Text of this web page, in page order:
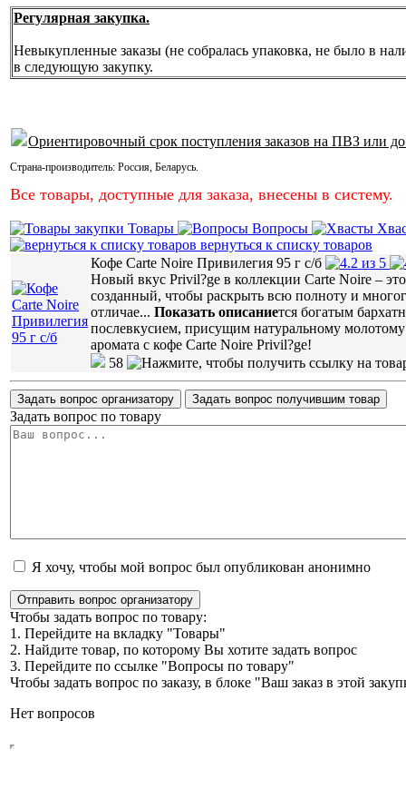
Регулярная закупка.
Невыкупленные заказы (не собралась упаковка, не было в
в следующую закупку.
Ориентировочный срок поступления заказов на ПВЗ или
Страна-производитель: Россия, Беларусь.
Все товары, доступные для заказа, внесены в систему.
Товары Вопросы
вернуться к списку товаров
Кофе Carte Noire Привилегия 95 г с/б
Новый вкус Privil?ge в коллекции Carte Noire –
созданный, чтобы раскрыть всю полноту и
отличае... Показать описаниется богатым
послевкусием, присущим натуральному
аромата с кофе Carte Noire Privil?ge!
58
Задать вопрос организатору Задать вопрос получившим товар
Задать вопрос по товару
Я хочу, чтобы мой вопрос был опубликован анонимно
Отправить вопрос организатору
Чтобы задать вопрос по товару:
1. Перейдите на вкладку "Товары"
2. Найдите товар, по которому Вы хотите задать вопрос
3. Перейдите по ссылке "Вопросы по товару"
Чтобы задать вопрос по заказу, в блоке "Ваш заказ в этой
Нет вопросов